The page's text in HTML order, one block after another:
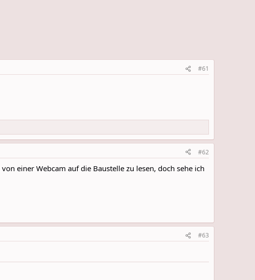
#61
#62
einer Webcam auf die Baustelle zu lesen, doch sehe ich
#63